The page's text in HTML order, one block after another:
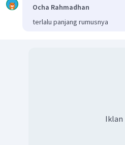
Ocha Rahmadhan
terlalu panjang rumusnya
Iklan